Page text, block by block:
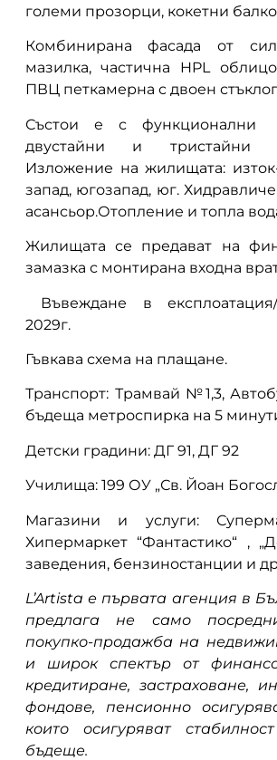
големи прозорци, кокетни
Комбинирана фасада от
мазилка, частична HPL
ПВЦ петкамерна с двоен
Състои е с функционални
двустайни и тристайни
Изложение на жилищата:
запад, югозапад, юг.
асансьор.Отопление и топла
Жилищата се предават на
замазка с монтирана входна
Въвеждане в
2029г.
Гъвкава схема на плащане.
Транспорт: Трамвай №1,3,
бъдеща метроспирка на 5
Детски градини: ДГ 91, ДГ 92
Училища: 199 ОУ „Св. Йоан
Магазини и услуги:
Хипермаркет “Фантастико“ ,
заведения, бензиностанции и
L’Artista е първата агенция в
предлага не само
покупко-продажба на
и широк спектър от
кредитиране, застраховане,
фондове, пенсионно
които осигуряват
бъдеще.